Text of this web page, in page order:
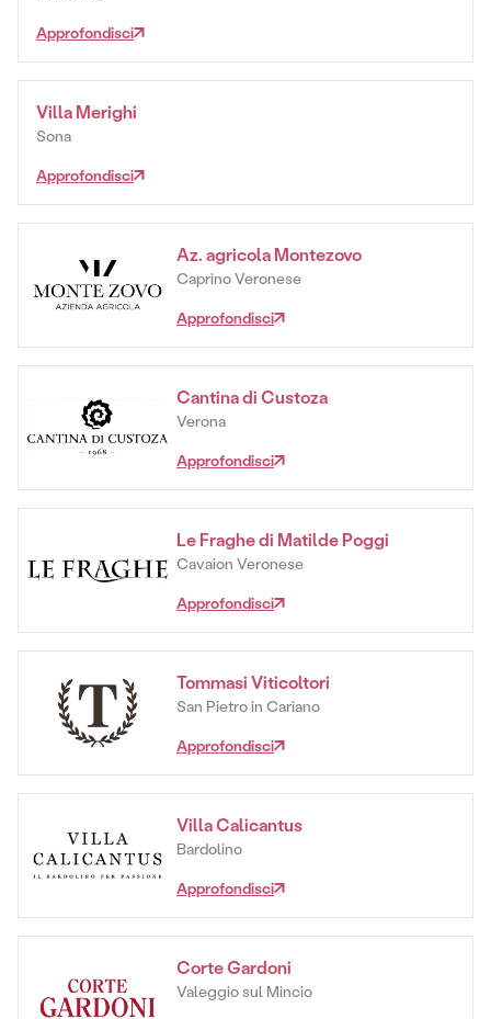
Approfondisci
Villa Merighi
Sona
Approfondisci
Az. agricola Montezovo
Caprino Veronese
Approfondisci
Cantina di Custoza
Verona
Approfondisci
Le Fraghe di Matilde Poggi
Cavaion Veronese
Approfondisci
Tommasi Viticoltori
San Pietro in Cariano
Approfondisci
Villa Calicantus
Bardolino
Approfondisci
Corte Gardoni
Valeggio sul Mincio